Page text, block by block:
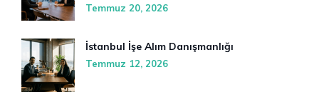
Temmuz 20, 2026
İstanbul İşe Alım Danışmanlığı
Temmuz 12, 2026